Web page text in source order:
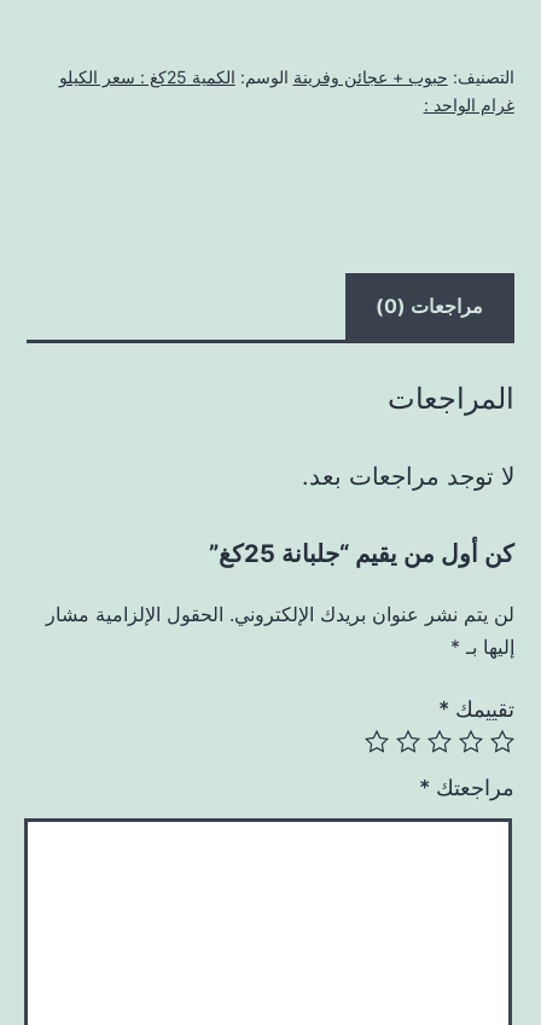
التصنيف: حبوب + عجائن وفرينة الوسم:
الكمية 25كغ : سعر الكيلو
غرام الواحد :
مراجعات (0)
المراجعات
لا توجد مراجعات بعد.
كن أول من يقيم “جلبانة 25كغ”
لن يتم نشر عنوان بريدك الإلكتروني. الحقول الإلزامية مشار
إليها بـ *
تقييمك *
مراجعتك *